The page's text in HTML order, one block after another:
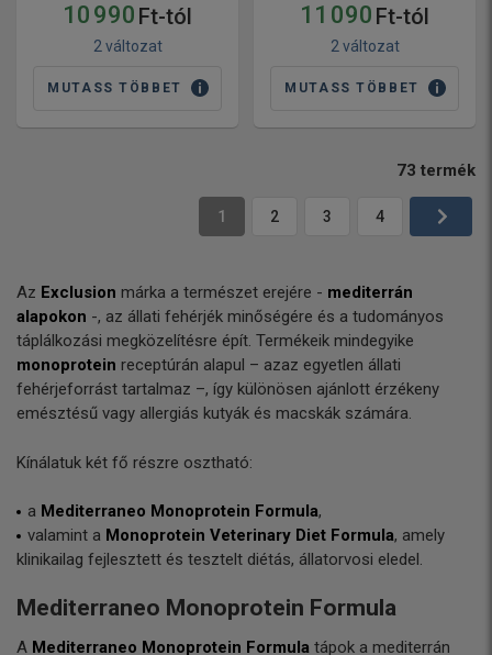
10 990 Ft-tól
2 változat
MUTASS TÖBBET
11 090 Ft-tól
2 változat
MUTASS TÖBBET
73 termék
1 2 3 4
Az Exclusion márka a természet erejére - mediterrán
alapokon -, az állati fehérjék minőségére és a tudományos
táplálkozási megközelítésre épít. Termékeik mindegyike
monoprotein receptúrán alapul – azaz egyetlen állati
fehérjeforrást tartalmaz –, így különösen ajánlott érzékeny
emésztésű vagy allergiás kutyák és macskák számára.
Kínálatuk két fő részre osztható:
a Mediterraneo Monoprotein Formula,
valamint a Monoprotein Veterinary Diet Formula, amely
klinikailag fejlesztett és tesztelt diétás, állatorvosi eledel.
Mediterraneo Monoprotein Formula
A Mediterraneo Monoprotein Formula tápok a mediterrán